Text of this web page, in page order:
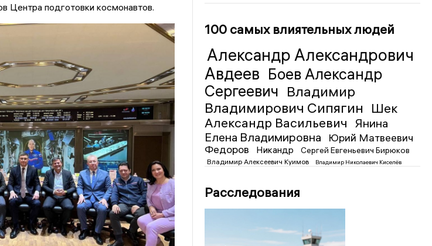
Центра подготовки космонавтов.
100 самых влиятельных людей
Александр Александрович
Авдеев Боев Александр
Сергеевич Владимир
Владимирович Сипягин Шек
Александр Васильевич
Янина
Елена Владимировна
Юрий Матвеевич
Федоров
Никандр Сергей Евгеньевич Бирюков
Владимир Алексеевич Куимов Владимир Николаевич Киселёв
Расследования